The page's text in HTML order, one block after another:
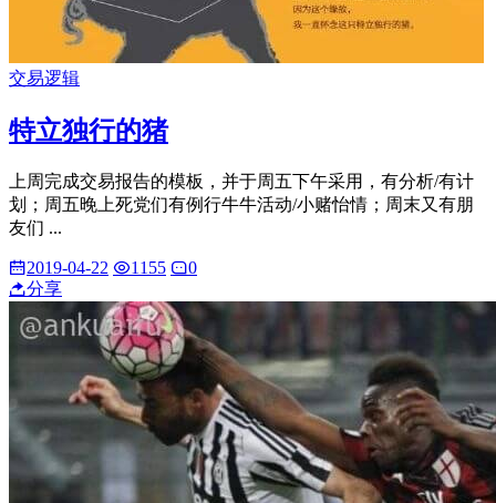
交易逻辑
特立独行的猪
上周完成交易报告的模板，并于周五下午采用，有分析/有计
划；周五晚上死党们有例行牛牛活动/小赌怡情；周末又有朋
友们 ...
2019-04-22 1155
0
分享